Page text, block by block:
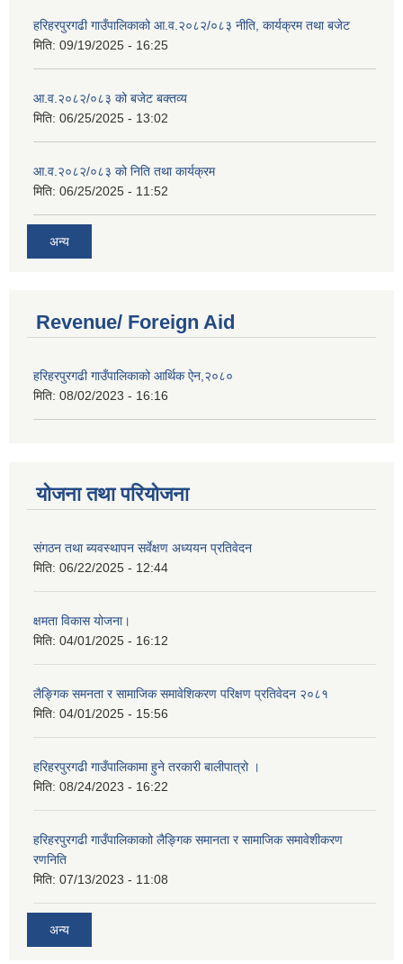
हरिहरपुरगढी गाउँपालिकाको आ.व.२०८२/०८३ नीति, कार्यक्रम तथा बजेट
मिति: 09/19/2025 - 16:25
आ.व.२०८२/०८३ को बजेट बक्तव्य
मिति: 06/25/2025 - 13:02
आ.व.२०८२/०८३ को निति तथा कार्यक्रम
मिति: 06/25/2025 - 11:52
अन्य
Revenue/ Foreign Aid
हरिहरपुरगढी गाउँपालिकाको आर्थिक ऐन,२०८०
मिति: 08/02/2023 - 16:16
योजना तथा परियोजना
संगठन तथा ब्यवस्थापन सर्वेक्षण अध्ययन प्रतिवेदन
मिति: 06/22/2025 - 12:44
क्षमता विकास योजना।
मिति: 04/01/2025 - 16:12
लैङ्गिक समनता र सामाजिक समावेशिकरण परिक्षण प्रतिवेदन २०८१
मिति: 04/01/2025 - 15:56
हरिहरपुरगढी गाउँपालिकामा हुने तरकारी बालीपात्रो ।
मिति: 08/24/2023 - 16:22
हरिहरपुरगढी गाउँपालिकाकाो लैङ्गिक समानता र सामाजिक समावेशीकरण
रणनिति
मिति: 07/13/2023 - 11:08
अन्य